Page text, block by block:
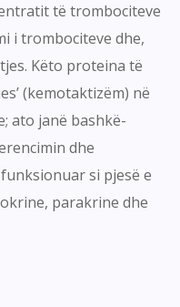
të trombociteve
i trombociteve dhe,
Këto proteina të
(kemotaktizëm) në
ato janë bashkë-
dhe
si pjesë e
parakrine dhe